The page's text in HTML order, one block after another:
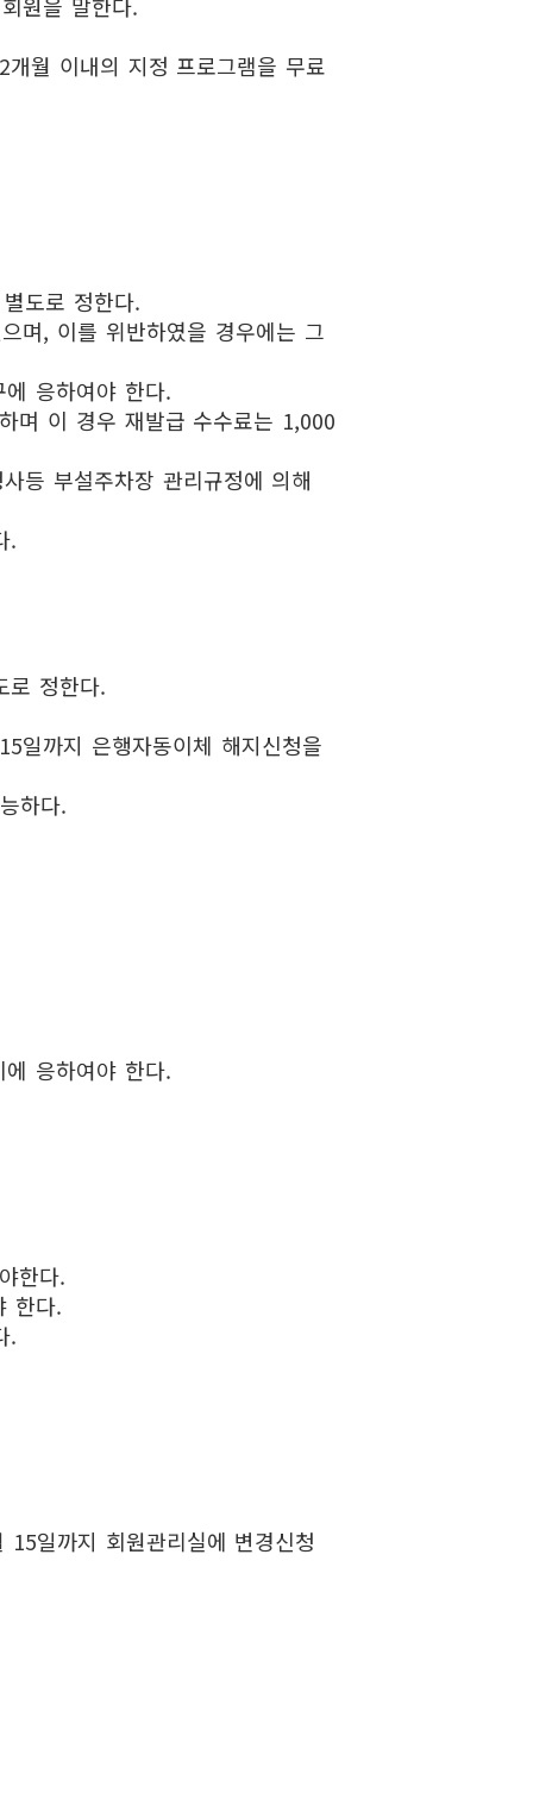
월 이내의 지정 프로그램을 무료
도로 정한다.
며, 이를 위반하였을 경우에는 그
응하여야 한다.
며 이 경우 재발급 수수료는 1,000
등 부설주차장 관리규정에 의해
.
로 정한다.
일까지 은행자동이체 해지신청을
하다.
응하여야 한다.
한다.
한다.
.
일까지 회원관리실에 변경신청